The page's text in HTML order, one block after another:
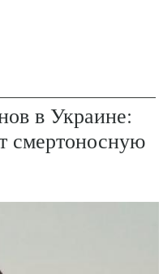
в Украине:
смертоносную